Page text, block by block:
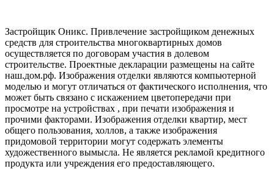
Застройщик Оникс. Привлечение застройщиком денежных
средств для строительства многоквартирных домов
осуществляется по договорам участия в долевом
строительстве. Проектные декларации размещены на сайте
наш.дом.рф. Изображения отделки являются компьютерной
моделью и могут отличаться от фактического исполнения, что
может быть связано с искажением цветопередачи при
просмотре на устройствах , при печати изображения и
прочими факторами. Изображения отделки квартир, мест
общего пользования, холлов, а также изображения
придомовой территории могут содержать элементы
художественного вымысла. Не является рекламой кредитного
продукта или учреждения его предоставляющего.